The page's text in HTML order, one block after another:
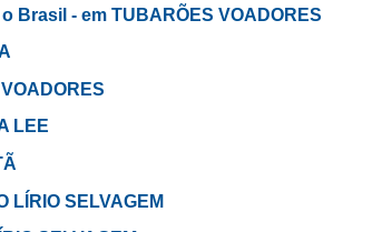
Brasil - em TUBARÕES VOADORES
LEE
LÍRIO SELVAGEM